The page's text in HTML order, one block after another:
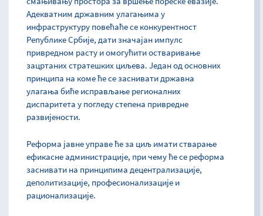
Адекватним државним улагањима у
инфраструктуру повећаће се конкурентност
Републике Србије, дати значајан импулс
привредном расту и омогућити остваривање
зацртаних стратешких циљева. Један од основних
принципа на коме ће се заснивати државна
улагања биће исправљање регионалних
диспаритета у погледу степена привредне
развијености.
Реформа јавне управе ће за циљ имати стварање
ефикасне администрације, при чему ће се реформа
заснивати на принципима децентрализације,
деполитизације, професионализације и
рационализације.